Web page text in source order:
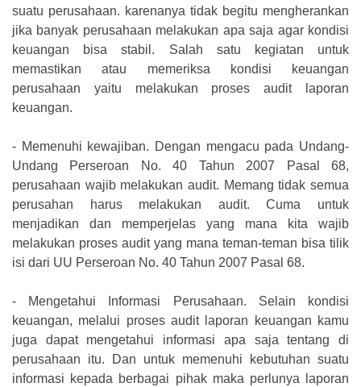
suatu perusahaan. karenanya tidak begitu mengherankan
jika banyak perusahaan melakukan apa saja agar kondisi
keuangan bisa stabil. Salah satu kegiatan untuk
memastikan atau memeriksa kondisi keuangan
perusahaan yaitu melakukan proses audit laporan
keuangan.
- Memenuhi kewajiban. Dengan mengacu pada Undang-
Undang Perseroan No. 40 Tahun 2007 Pasal 68,
perusahaan wajib melakukan audit. Memang tidak semua
perusahan harus melakukan audit. Cuma untuk
menjadikan dan memperjelas yang mana kita wajib
melakukan proses audit yang mana teman-teman bisa tilik
isi dari UU Perseroan No. 40 Tahun 2007 Pasal 68.
-
Mengetahui Informasi Perusahaan. Selain kondisi
keuangan, melalui proses audit laporan keuangan kamu
juga dapat mengetahui informasi apa saja tentang di
perusahaan itu. Dan untuk memenuhi kebutuhan suatu
informasi kepada berbagai pihak maka perlunya laporan